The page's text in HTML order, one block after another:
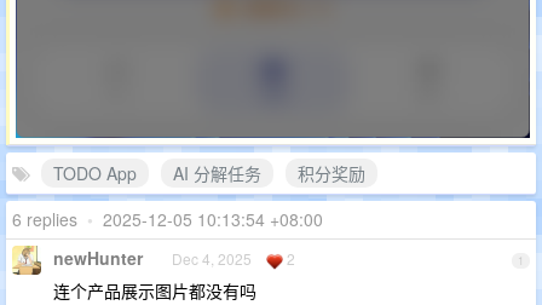
TODO App AI 分解任务
积分奖励
6 replies • 2025-12-05 10:13:54 +08:00
1
newHunter Dec 4, 2025 2
连个产品展示图片都没有吗